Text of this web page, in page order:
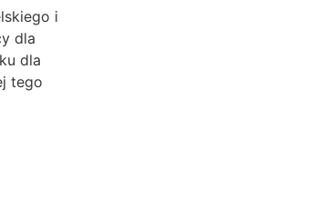
i
dla
dla
tego